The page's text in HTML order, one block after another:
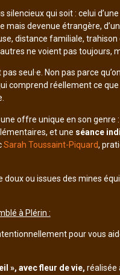
silencieux qui soit : celui
devenue étrangère,
distance familiale,
ne voient pas toujours,
seul·e. Non pas parce
comprend réellement ce
offre unique en son genre
et une séance
Sarah Toussaint-Piquard,
ou issues des mines
à Plérin :
pour vous
», avec fleur de vie, réalisée